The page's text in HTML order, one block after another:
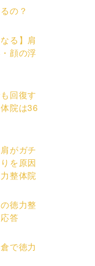
の？
る】肩
顔の浮
回復す
院は36
がガチ
を原因
整体院
徳力整
答
で徳力